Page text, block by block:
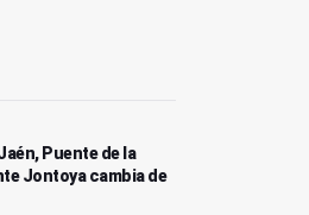
Puente de la
Jontoya cambia de